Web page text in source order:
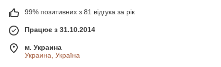
99% позитивних з 81 відгука за рік
Працює з 31.10.2014
м. Украина
Украина, Україна